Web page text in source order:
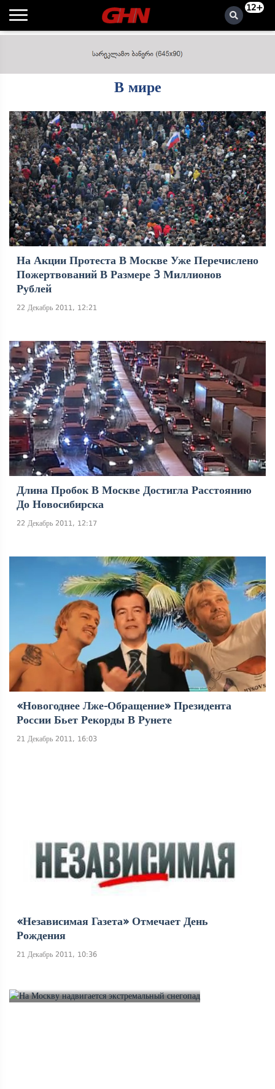
12+
В мире
На Акции Протеста В Москве Уже Перечислено
Пожертвований В Размере 3 Миллионов
Рублей
22 Декабрь 2011, 12:21
Длина Пробок В Москве Достигла Расстоянию
До Новосибирска
22 Декабрь 2011, 12:17
«Новогоднее Лже-Обращение» Президента
России Бьет Рекорды В Рунете
21 Декабрь 2011, 16:03
«Независимая Газета» Отмечает День
Рождения
21 Декабрь 2011, 10:36